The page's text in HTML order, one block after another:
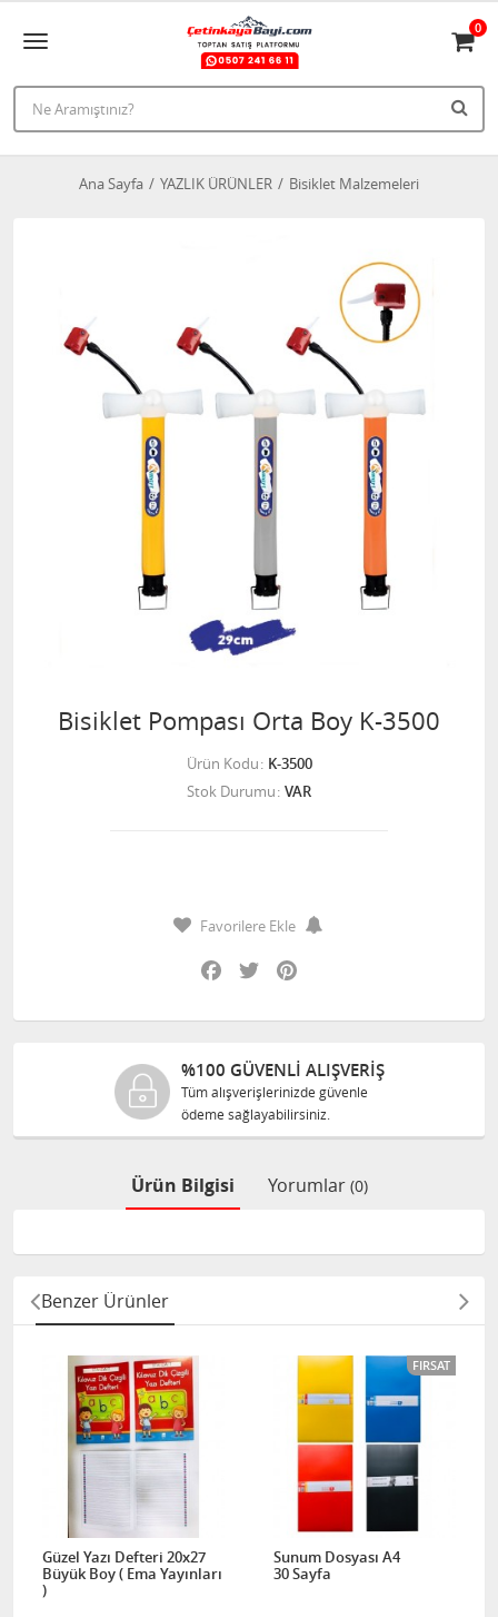
0
Ana Sayfa YAZLIK ÜRÜNLER Bisiklet Malzemeleri
Bisiklet Pompası Orta Boy K-3500
Ürün Kodu K-3500
Stok Durumu VAR
Favorilere Ekle
Facebook
Twitter
%100 GÜVENLİ ALIŞVERİŞ
Tüm alışverişlerinizde güvenle
ödeme sağlayabilirsiniz.
Ürün Bilgisi Yorumlar (0)
Benzer Ürünler
Güzel Yazı Defteri 20x27
Büyük Boy ( Ema Yayınları
)
FIRSAT
Sunum Dosyası A4
30 Sayfa